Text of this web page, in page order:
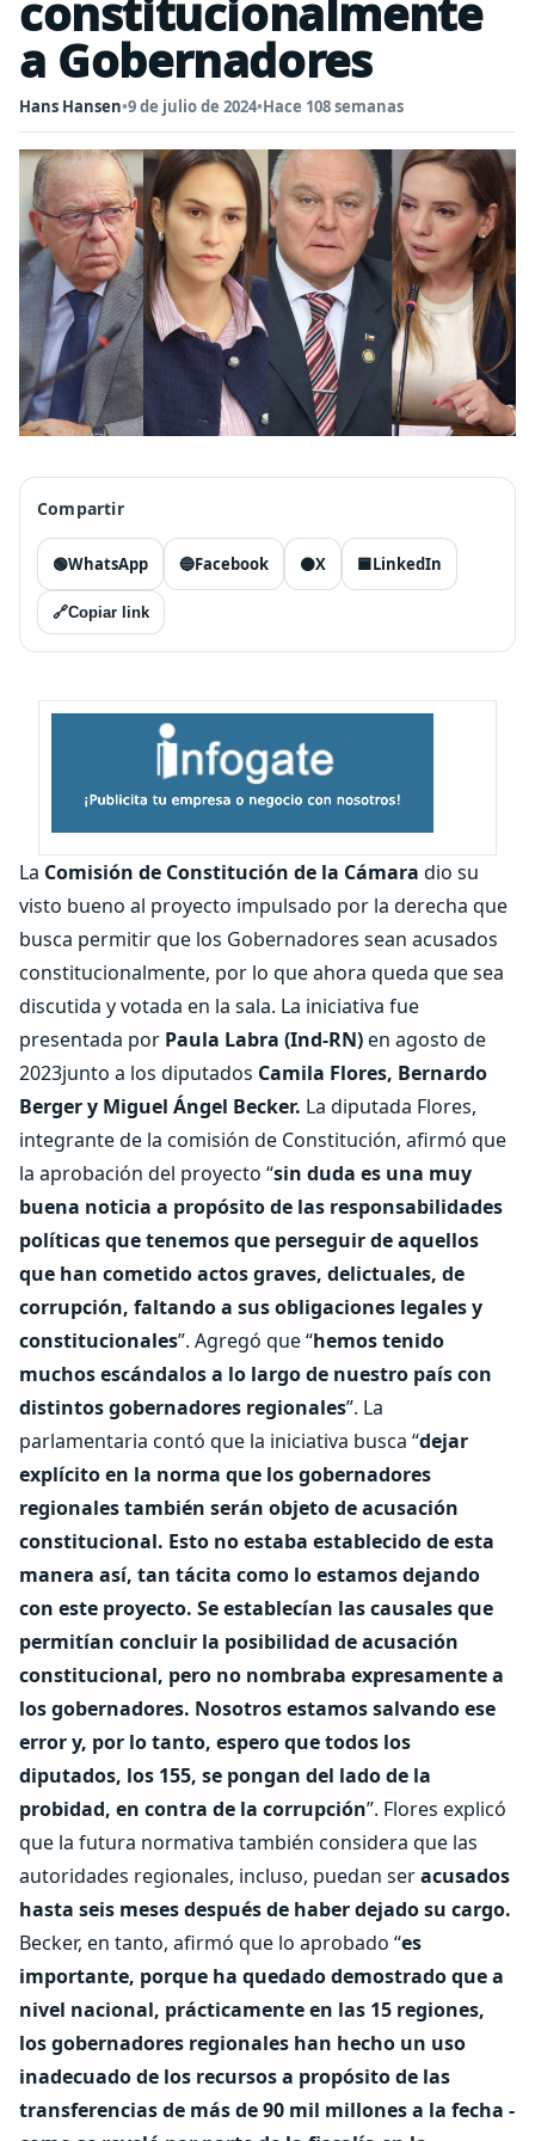
constitucionalmente
a Gobernadores
Hans Hansen•9 de julio de 2024•Hace 108 semanas
Compartir
🟢WhatsApp 🔵Facebook ⚫X 🟦LinkedIn
🔗Copiar link
La Comisión de Constitución de la Cámara dio su
visto bueno al proyecto impulsado por la derecha que
busca permitir que los Gobernadores sean acusados
constitucionalmente, por lo que ahora queda que sea
discutida y votada en la sala. La iniciativa fue
presentada por Paula Labra (Ind-RN)en agosto de
2023junto a los diputados Camila Flores, Bernardo
Berger y Miguel Ángel Becker. La diputada Flores,
integrante de la comisión de Constitución, afirmó que
la aprobación del proyecto “sin duda es una muy
buena noticia a propósito de las responsabilidades
políticas que tenemos que perseguir de aquellos
que han cometido actos graves, delictuales, de
corrupción, faltando a sus obligaciones legales y
constitucionales”. Agregó que “hemos tenido
muchos escándalos a lo largo de nuestro país con
distintos gobernadores regionales”. La
parlamentaria contó que la iniciativa busca “dejar
explícito en la norma que los gobernadores
regionales también serán objeto de acusación
constitucional. Esto no estaba establecido de esta
manera así, tan tácita como lo estamos dejando
con este proyecto. Se establecían las causales que
permitían concluir la posibilidad de acusación
constitucional, pero no nombraba expresamente a
los gobernadores. Nosotros estamos salvando ese
error y, por lo tanto, espero que todos los
diputados, los 155, se pongan del lado de la
probidad, en contra de la corrupción”. Flores explicó
que la futura normativa también considera que las
autoridades regionales, incluso, puedan seracusados
hasta seis meses después de haber dejado su cargo.
Becker, en tanto, afirmó que lo aprobado “es
importante, porque ha quedado demostrado que a
nivel nacional, prácticamente en las 15 regiones,
los gobernadores regionales han hecho un uso
inadecuado de los recursos a propósito de las
transferencias de más de 90 mil millones a la fecha -